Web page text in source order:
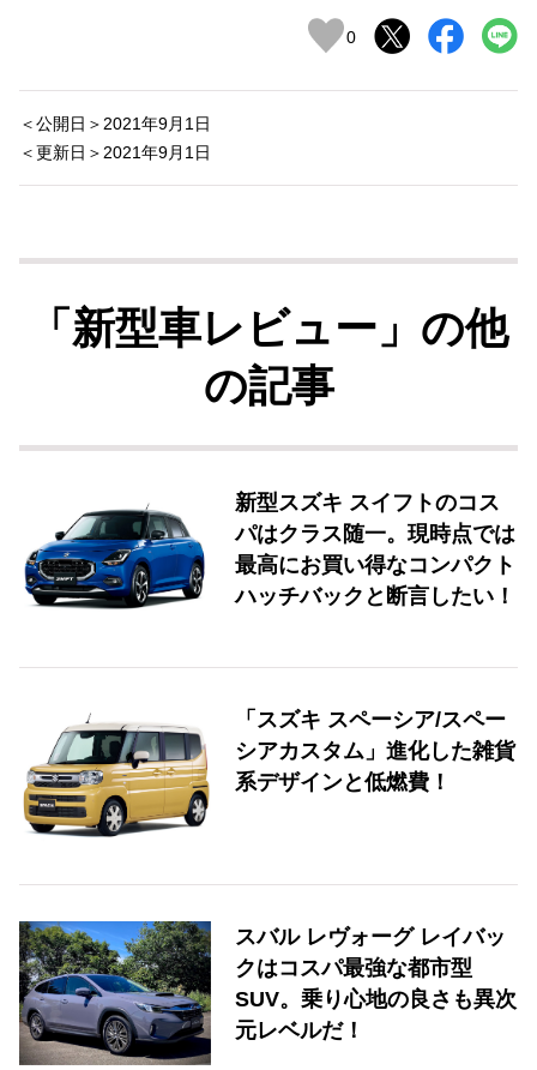
0
＜公開日＞2021年9月1日
＜更新日＞2021年9月1日
「新型車レビュー」の他
の記事
新型スズキ スイフトのコス
パはクラス随一。現時点では
最高にお買い得なコンパクト
ハッチバックと断言したい！
「スズキ スペーシア/スペー
シアカスタム」進化した雑貨
系デザインと低燃費！
スバル レヴォーグ レイバッ
クはコスパ最強な都市型
SUV。乗り心地の良さも異次
元レベルだ！